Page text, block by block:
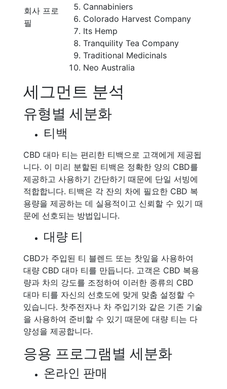
회사 프로
필
Cannabiniers
Colorado Harvest Company
Its Hemp
Tranquility Tea Company
Traditional Medicinals
Neo Australia
세그먼트 분석
유형별 세분화
티백
CBD 대마 티는 편리한 티백으로 고객에게 제공됩
니다. 이 미리 분할된 티백은 정확한 양의 CBD를
제공하고 사용하기 간단하기 때문에 단일 서빙에
적합합니다. 티백은 각 잔의 차에 필요한 CBD 복
용량을 제공하는 데 실용적이고 신뢰할 수 있기 때
문에 선호되는 방법입니다.
대량 티
CBD가 주입된 티 블렌드 또는 찻잎을 사용하여
대량 CBD 대마 티를 만듭니다. 고객은 CBD 복용
량과 차의 강도를 조정하여 이러한 종류의 CBD
대마 티를 자신의 선호도에 맞게 맞춤 설정할 수
있습니다. 찻주전자나 차 주입기와 같은 기존 기술
을 사용하여 준비할 수 있기 때문에 대량 티는 다
양성을 제공합니다.
응용 프로그램별 세분화
온라인 판매